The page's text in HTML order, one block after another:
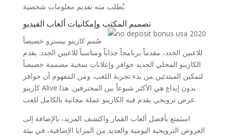
يُطلب منه تقديم معلومات شخصية.
تصميم المكتب وإمكانيات ألعاب الفيديو
صُمم كازينو بيسترو خصيصاً
للاعبين الجدد، مقدماً برنامجاً جذاباً ومناسباً للاعبين الجدد. يقدم
الكازينو المحلي الجديد حوافز وإعلانات سخية مصممة خصيصاً
لتمكين المبتدئين من بدء تجربة اللعب. ومن المفهوم أن حوافز
كازينو Alive بدون إيداع هي الأكثر شيوعاً بين المحترفين. هذا
عرض ترويجي يقدم فيه الكازينو عملة مجانية بالكامل للعب.
استمتع بأفضل ألعاب القمار واكتشف المزيد، بالإضافة إلى
العروض الترويجية اليومية والعديد من المزايا الإضافية، في بيئة